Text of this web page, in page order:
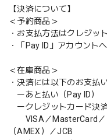
【決済について】
＜予約商品＞
・お支払方法はクレジッ
・「Pay ID」アカウント
＜在庫商品＞
・決済には以下のお支払
ーあと払い（Pay ID）
ークレジットカード決
VISA／MasterCard／
（AMEX）／JCB